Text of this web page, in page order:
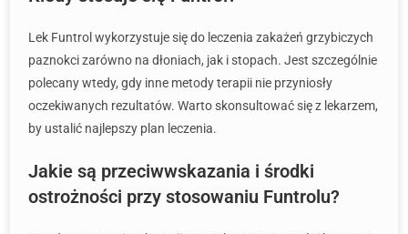
Lek Funtrol wykorzystuje się do leczenia zakażeń grzybiczych
paznokci zarówno na dłoniach, jak i stopach. Jest szczególnie
polecany wtedy, gdy inne metody terapii nie przyniosły
oczekiwanych rezultatów. Warto skonsultować się z lekarzem,
by ustalić najlepszy plan leczenia.
Jakie są przeciwwskazania i środki
ostrożności przy stosowaniu Funtrolu?